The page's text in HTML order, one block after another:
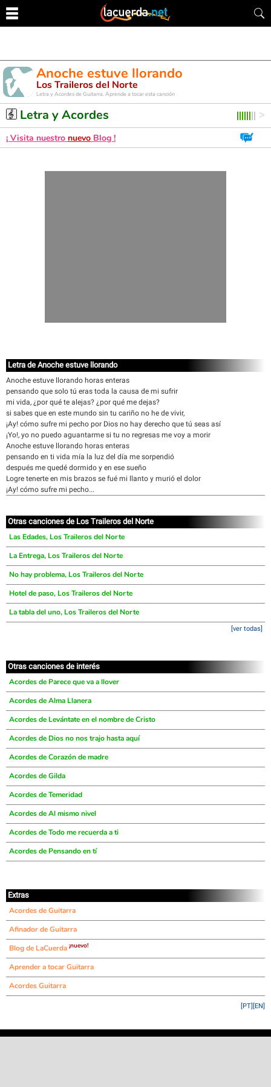
Anoche estuve llorando
Los Traileros del Norte
Letra y Acordes de Guitarra. Aprende a tocar esta canción
Letra y Acordes
¡ Visita nuestro nuevo Blog !
Letra de Anoche estuve llorando
Anoche estuve llorando horas enteras
pensando que solo tú eras toda la causa de mi sufrir
mi vida, ¿por qué te alejas? ¿por qué me dejas?
si sabes que en este mundo sin tu cariño no he de vivir,
¡Ay! cómo sufre mi pecho por Dios no hay derecho que tú seas así
¡Yo!, yo no puedo aguantarme si tu no regresas me voy a morir
Anoche estuve llorando horas enteras
pensando en ti vida mía la luz del día me sorpendió
después me quedé dormido y en ese sueño
Logre tenerte en mis brazos se fué mi llanto y murió el dolor
¡Ay! cómo sufre mi pecho...
Otras canciones de Los Traileros del Norte
Las Edades, Los Traileros del Norte
La Entrega, Los Traileros del Norte
No hay problema, Los Traileros del Norte
Hotel de paso, Los Traileros del Norte
La tabla del uno, Los Traileros del Norte
[ver todas]
Otras canciones de interés
Acordes de Parece que va a llover
Acordes de Alma Llanera
Acordes de Levántate en el nombre de Cristo
Acordes de Dios no nos trajo hasta aquí
Acordes de Corazón de madre
Acordes de Gilda
Acordes de Temeridad
Acordes de Al mismo nivel
Acordes de Todo me recuerda a ti
Acordes de Pensando en tí
Extras
Acordes de Guitarra
Afinador de Guitarra
Blog de LaCuerda ¡nuevo!
Aprender a tocar Guitarra
Acordes Guitarra
[EN]
[PT]